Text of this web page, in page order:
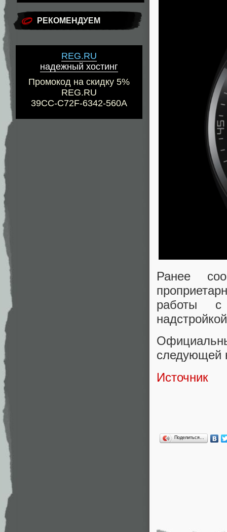
РЕКОМЕНДУЕМ
REG.RU
надежный хостинг
Промокод на скидку 5%
REG.RU
39CC-C72F-6342-560A
Ранее
работы с
следующей
Источник
Поделиться…